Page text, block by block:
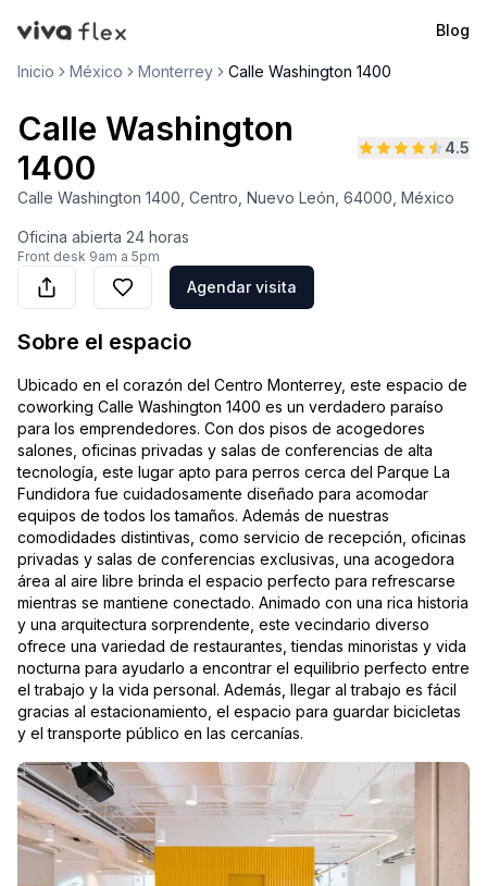
VivaFlex
Blog
Inicio México Monterrey Calle Washington 1400
Calle Washington
1400
4.5
Calle Washington 1400, Centro, Nuevo León, 64000, México
Oficina abierta 24 horas
Front desk 9am a 5pm
Agendar visita
Sobre el espacio
Ubicado en el corazón del Centro Monterrey, este espacio de
coworking Calle Washington 1400 es un verdadero paraíso
para los emprendedores. Con dos pisos de acogedores
salones, oficinas privadas y salas de conferencias de alta
tecnología, este lugar apto para perros cerca del Parque La
Fundidora fue cuidadosamente diseñado para acomodar
equipos de todos los tamaños. Además de nuestras
comodidades distintivas, como servicio de recepción, oficinas
privadas y salas de conferencias exclusivas, una acogedora
área al aire libre brinda el espacio perfecto para refrescarse
mientras se mantiene conectado. Animado con una rica historia
y una arquitectura sorprendente, este vecindario diverso
ofrece una variedad de restaurantes, tiendas minoristas y vida
nocturna para ayudarlo a encontrar el equilibrio perfecto entre
el trabajo y la vida personal. Además, llegar al trabajo es fácil
gracias al estacionamiento, el espacio para guardar bicicletas
y el transporte público en las cercanías.